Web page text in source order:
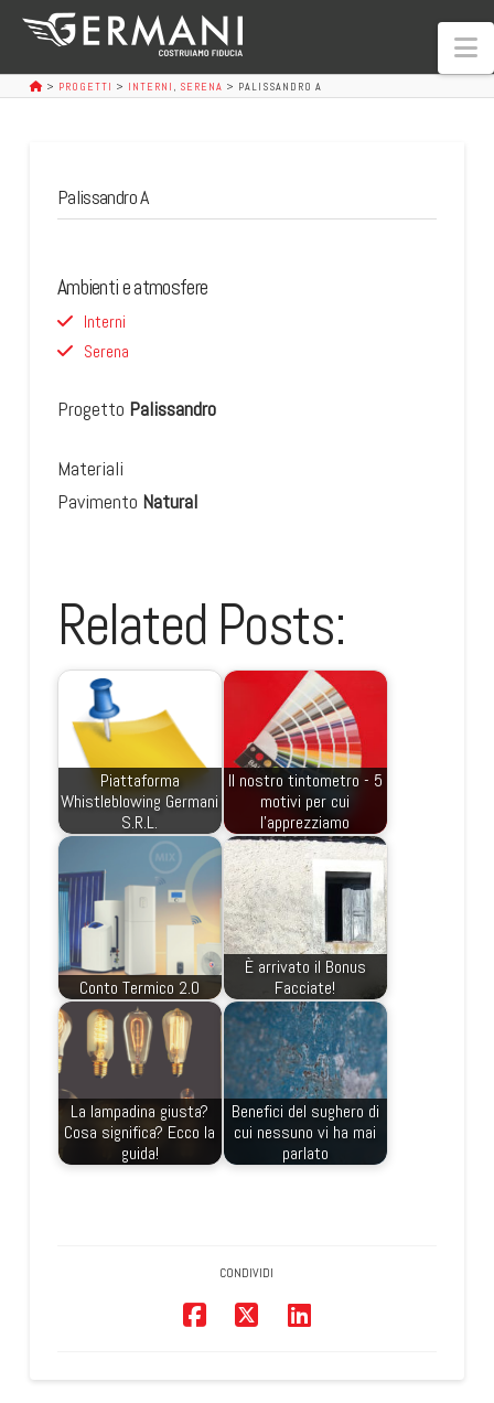
> PROGETTI > INTERNI , SERENA > PALISSANDRO A
Palissandro A
Ambienti e atmosfere
Interni
Serena
Progetto Palissandro
Materiali
Pavimento Natural
Related Posts:
Piattaforma
Whistleblowing Germani
S.R.L.
Il nostro tintometro - 5
motivi per cui
l'apprezziamo
Conto Termico 2.0
È arrivato il Bonus
Facciate!
La lampadina giusta?
Cosa significa? Ecco la
guida!
Benefici del sughero di
cui nessuno vi ha mai
parlato
CONDIVIDI